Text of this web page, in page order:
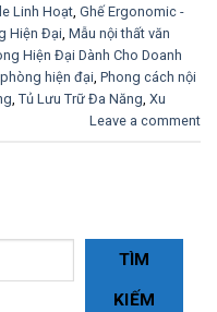
Linh Hoạt, Ghế Ergonomic -
Hiện Đại, Mẫu nội thất văn
Hiện Đại Dành Cho Doanh
hiện đại, Phong cách nội
, Tủ Lưu Trữ Đa Năng, Xu
Leave a comment
TÌM
KIẾM